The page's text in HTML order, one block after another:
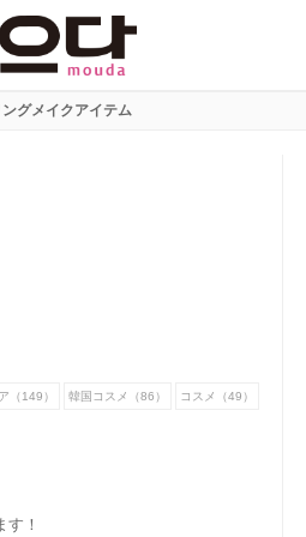
グメイクアイテム
（149） 韓国コスメ（86） コスメ（49）
！